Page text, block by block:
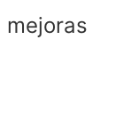
mejoras